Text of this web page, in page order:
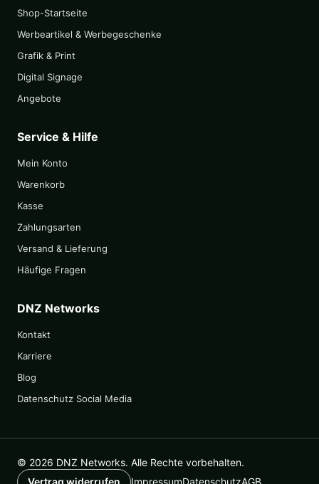
Shop-Startseite
Werbeartikel & Werbegeschenke
Grafik & Print
Digital Signage
Angebote
Service & Hilfe
Mein Konto
Warenkorb
Kasse
Zahlungsarten
Versand & Lieferung
Häufige Fragen
DNZ Networks
Kontakt
Karriere
Blog
Datenschutz Social Media
© 2026 DNZ Networks. Alle Rechte vorbehalten.
Vertrag widerrufen
ImpressumDatenschutzAGB